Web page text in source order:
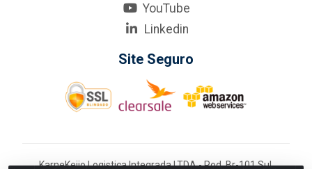
YouTube
Linkedin
Site Seguro
KarneKeijo Logistica Integrada LTDA - Rod. Br-101 Sul,